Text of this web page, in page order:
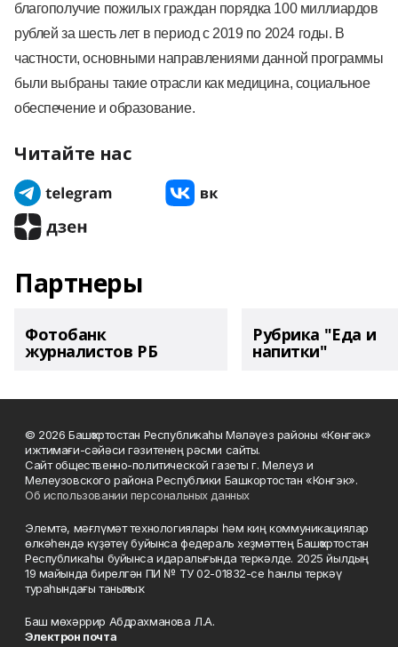
благополучие пожилых граждан порядка 100 миллиардов
рублей за шесть лет в период с 2019 по 2024 годы. В
частности, основными направлениями данной программы
были выбраны такие отрасли как медицина, социальное
обеспечение и образование.
Читайте нас
Партнеры
Фотобанк
журналистов РБ
Рубрика "Еда и
напитки"
© 2026 Башҡортостан Республикаһы Мәләүез районы «Көнгәк»
ижтимағи-сәйәси гәзитенең рәсми сайты.
Сайт общественно-политической газеты г. Мелеуз и
Мелеузовского района Республики Башкортостан «Конгэк».
Об использовании персональных данных
Элемтә, мәғлүмәт технологиялары һәм киң коммуникациялар
өлкәһендә күҙәтеү буйынса федераль хеҙмәттең Башҡортостан
Республикаһы буйынса идаралығында теркәлде. 2025 йылдың
19 майында бирелгән ПИ № ТУ 02-01832-се һанлы теркәү
тураһындағы таныҡлыҡ.
Баш мөхәррир Абдрахманова Л.А.
Электрон почта